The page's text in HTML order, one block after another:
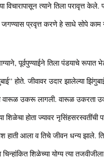
विचारापासून त्याने तिला परावृत्त
प्रवृत्त करणे हे साधे सोपे
पूर्वपुण्याईने तिला पंडयाचे
होते. जीवावर उदार झालेल्या
व वारूळ उकरू लागली. वारूळ उकरता
शिळेचा होता ज्यावर
आला व तिचे जीवन धन्य झाले.
चिन्हांकित शिळेच्या योग्य त्या